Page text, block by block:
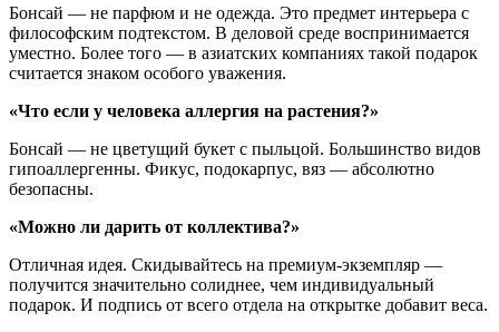
Бонсай — не парфюм и не одежда. Это предмет интерьера с
философским подтекстом. В деловой среде воспринимается
уместно. Более того — в азиатских компаниях такой подарок
считается знаком особого уважения.
«Что если у человека аллергия на растения?»
Бонсай — не цветущий букет с пыльцой. Большинство видов
гипоаллергенны. Фикус, подокарпус, вяз — абсолютно
безопасны.
«Можно ли дарить от коллектива?»
Отличная идея. Скидывайтесь на премиум-экземпляр —
получится значительно солиднее, чем индивидуальный
подарок. И подпись от всего отдела на открытке добавит веса.